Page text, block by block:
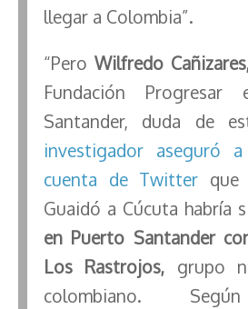
llegar a Colombia”.
“Pero Wilfredo
Fundación
Santander, duda de
investigador aseguró
cuenta de Twitter que
Guaidó a Cúcuta habría
en Puerto Santander
Los Rastrojos, grupo
colombiano.